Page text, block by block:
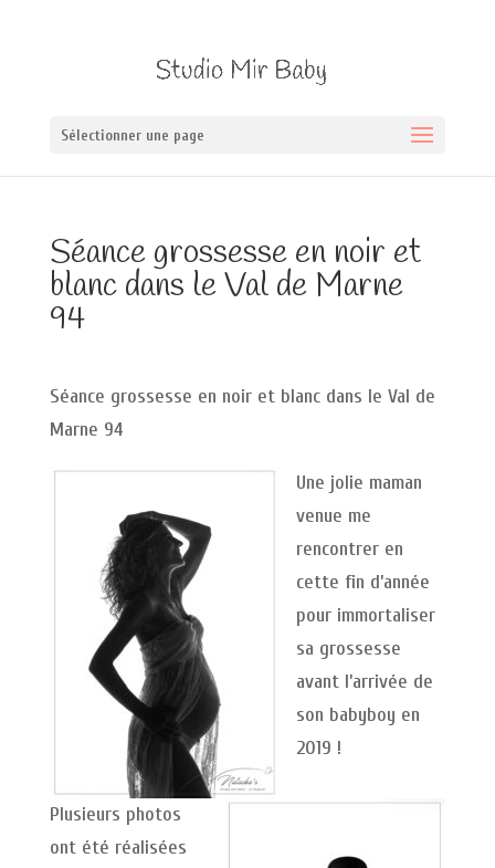
Sélectionner une page
Séance grossesse en noir et
blanc dans le Val de Marne
94
Séance grossesse en noir et blanc dans le Val de
Marne 94
Une jolie maman
venue me
rencontrer en
cette fin d’année
pour immortaliser
sa grossesse
avant l’arrivée de
son babyboy en
2019 !
Plusieurs photos
ont été réalisées